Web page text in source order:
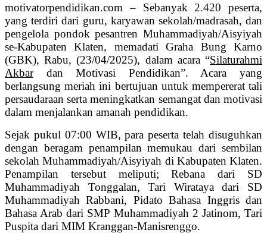
motivatorpendidikan.com – Sebanyak 2.420 peserta,
yang terdiri dari guru, karyawan sekolah/madrasah, dan
pengelola pondok pesantren Muhammadiyah/Aisyiyah
se-Kabupaten Klaten, memadati Graha Bung Karno
(GBK), Rabu, (23/04/2025), dalam acara “Silaturahmi
Akbardan Motivasi Pendidikan”. Acara yang
berlangsung meriah ini bertujuan untuk mempererat tali
persaudaraan serta meningkatkan semangat dan motivasi
dalam menjalankan amanah pendidikan.
‎Sejak pukul 07:00 WIB, para peserta telah disuguhkan
dengan beragam penampilan memukau dari sembilan
sekolah Muhammadiyah/Aisyiyah di Kabupaten Klaten.
Penampilan tersebut meliputi; Rebana dari SD
Muhammadiyah Tonggalan, Tari Wirataya dari SD
Muhammadiyah Rabbani, Pidato Bahasa Inggris dan
Bahasa Arab dari SMP Muhammadiyah 2 Jatinom, Tari
Puspita dari MIM Kranggan-Manisrenggo.